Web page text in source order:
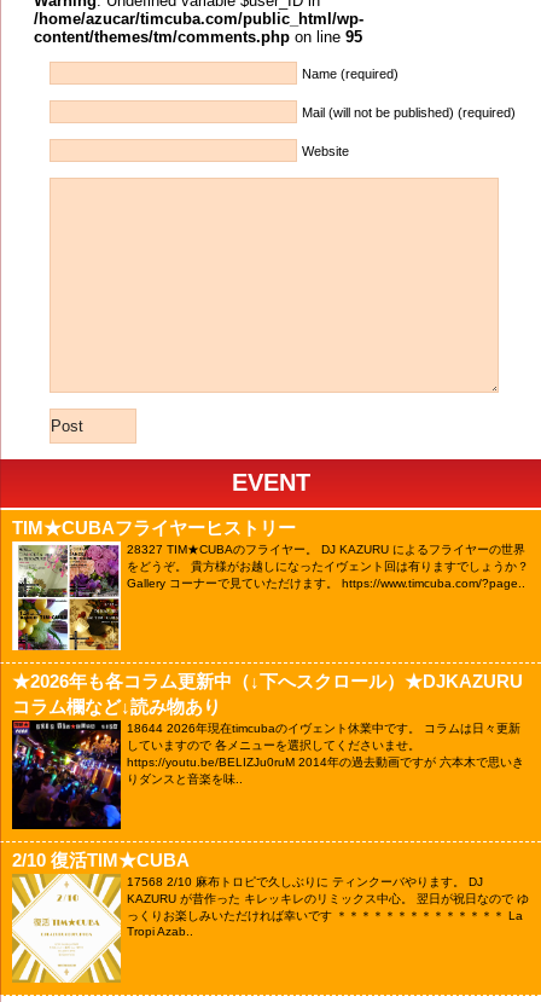
EVENT
TIM★CUBAフライヤーヒストリー
28327 TIM★CUBAのフライヤー。 DJ KAZURU によるフライヤーの世界
をどうぞ。 貴方様がお越しになったイヴェント回は有りますでしょうか？
Gallery コーナーで見ていただけます。 https://www.timcuba.com/?page..
★2026年も各コラム更新中（↓下へスクロール）★DJKAZURU
コラム欄など↓読み物あり
18644 2026年現在timcubaのイヴェント休業中です。 コラムは日々更新
していますので 各メニューを選択してくださいませ。
https://youtu.be/BELIZJu0ruM 2014年の過去動画ですが 六本木で思いき
りダンスと音楽を味..
2/10 復活TIM★CUBA
17568 2/10 麻布トロピで久しぶりに ティンクーバやります。 DJ
KAZURU が昔作った キレッキレのリミックス中心。 翌日が祝日なので ゆ
っくりお楽しみいただければ幸いです ＊＊＊＊＊＊＊＊＊＊＊＊＊＊ La
Tropi Azab..
/home/azucar/timcuba.com/public_html/wp-
content/themes/tm/comments.php on line 95
Name (required)
Mail (will not be published) (required)
Website